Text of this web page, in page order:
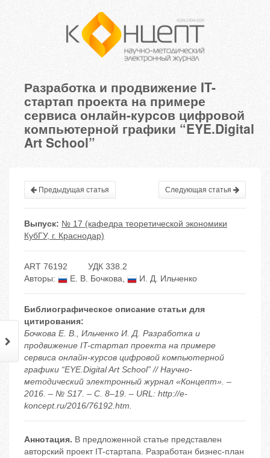
Разработка и продвижение IT-
стартап проекта на примере
сервиса онлайн-курсов цифровой
компьютерной графики “EYE.Digital
Art School”
Предыдущая статья Следующая статья
Выпуск: № 17 (кафедра теоретической экономики
КубГУ, г. Краснодар)
ART 76192
УДК 338.2
Авторы:
Е. В. Бочкова, И. Д. Ильченко
Библиографическое описание статьи для
цитирования:
Бочкова Е. В., Ильченко И. Д. Разработка и
продвижение IT-стартап проекта на примере
сервиса онлайн-курсов цифровой компьютерной
графики “EYE.Digital Art School” // Научно-
методический электронный журнал «Концепт». –
2016. – № S17. – С. 8–19. – URL: http://e-
koncept.ru/2016/76192.htm.
Аннотация. В предложенной статье представлен
авторский проект IT-стартапа. Разработан бизнес-план